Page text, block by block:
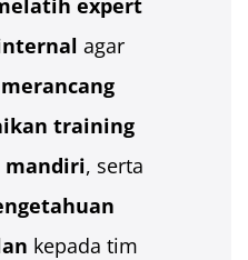
expert
agar
merancang
training
mandiri, serta
kepada tim